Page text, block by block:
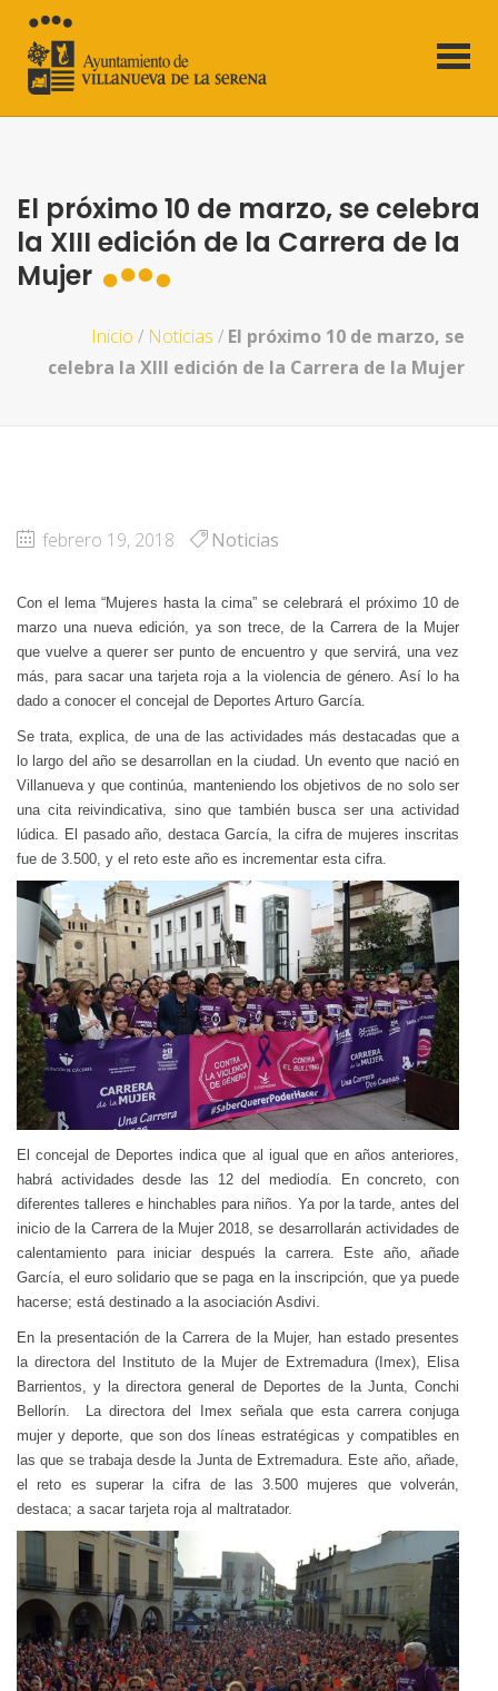
El próximo 10 de marzo, se celebra
la XIII edición de la Carrera de la
Mujer
Inicio / Noticias / El próximo 10 de marzo, se
celebra la XIII edición de la Carrera de la Mujer
febrero 19, 2018 Noticias
Con el lema “Mujeres hasta la cima” se celebrará el próximo 10 de
marzo una nueva edición, ya son trece, de la Carrera de la Mujer
que vuelve a querer ser punto de encuentro y que servirá, una vez
más, para sacar una tarjeta roja a la violencia de género. Así lo ha
dado a conocer el concejal de Deportes Arturo García.
Se trata, explica, de una de las actividades más destacadas que a
lo largo del año se desarrollan en la ciudad. Un evento que nació en
Villanueva y que continúa, manteniendo los objetivos de no solo ser
una cita reivindicativa, sino que también busca ser una actividad
lúdica. El pasado año, destaca García, la cifra de mujeres inscritas
fue de 3.500, y el reto este año es incrementar esta cifra.
El concejal de Deportes indica que al igual que en años anteriores,
habrá actividades desde las 12 del mediodía. En concreto, con
diferentes talleres e hinchables para niños. Ya por la tarde, antes del
inicio de la Carrera de la Mujer 2018, se desarrollarán actividades de
calentamiento para iniciar después la carrera. Este año, añade
García, el euro solidario que se paga en la inscripción, que ya puede
hacerse; está destinado a la asociación Asdivi.
En la presentación de la Carrera de la Mujer, han estado presentes
la directora del Instituto de la Mujer de Extremadura (Imex), Elisa
Barrientos, y la directora general de Deportes de la Junta, Conchi
Bellorín.
La directora del Imex señala que esta carrera conjuga
mujer y deporte, que son dos líneas estratégicas y compatibles en
las que se trabaja desde la Junta de Extremadura. Este año, añade,
el reto es superar la cifra de las 3.500 mujeres que volverán,
destaca; a sacar tarjeta roja al maltratador.